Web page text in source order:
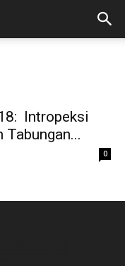
Intropeksi
Tabungan...
0